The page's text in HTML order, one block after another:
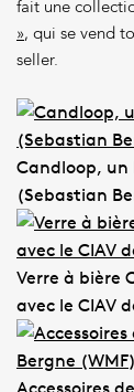
fait une
», qui se vend
seller.
Candloop, un
(Sebastian
Verre à bière
avec le CIAV